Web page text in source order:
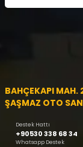
BAHÇEKAPI
ŞAŞMAZ OTO
Destek Hattı
+90530 338 68 34
Whatsapp Destek